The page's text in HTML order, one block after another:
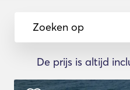
Zoeken op
De prijs is altijd